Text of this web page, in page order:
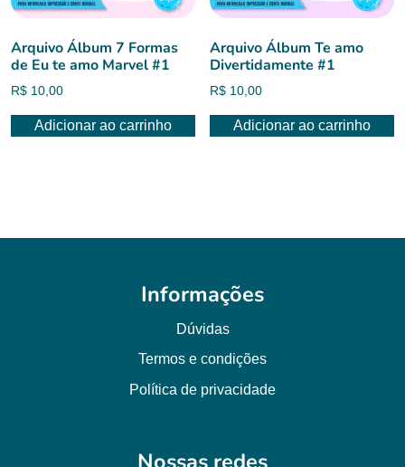
Arquivo Álbum 7 Formas
de Eu te amo Marvel #1
R$ 10,00
Adicionar ao carrinho
Arquivo Álbum Te amo
Divertidamente #1
R$ 10,00
Adicionar ao carrinho
Informações
Dúvidas
Termos e condições
Política de privacidade